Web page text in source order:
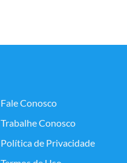
Fale Conosco
Trabalhe Conosco
Política de Privacidade